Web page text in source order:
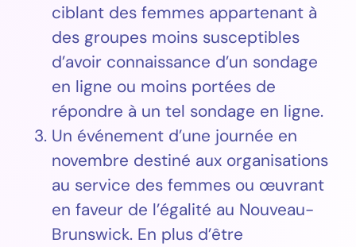
ciblant des femmes appartenant à
des groupes moins susceptibles
d’avoir connaissance d’un sondage
en ligne ou moins portées de
répondre à un tel sondage en ligne.
Un événement d’une journée en
novembre destiné aux organisations
au service des femmes ou œuvrant
en faveur de l’égalité au Nouveau-
Brunswick. En plus d’être